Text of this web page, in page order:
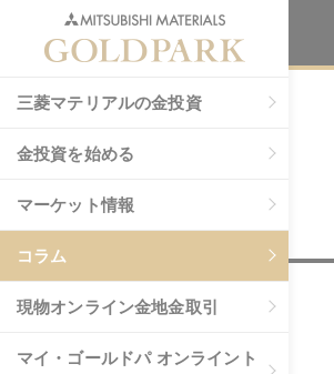
三菱マテリアルの金投資
金投資を始める
マーケット情報
コラム
現物オンライン金地金取引
マイ・ゴールドパ オンライント